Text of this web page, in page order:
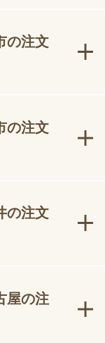
の注文
の注文
の注文
屋の注